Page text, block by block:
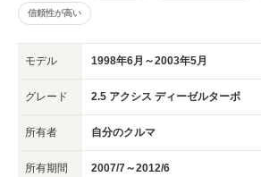
信頼性が高い
モデル 1998年6月～2003年5月
グレード 2.5 アクシス ディーゼルターボ
所有者 自分のクルマ
所有期間 2007/7～2012/6